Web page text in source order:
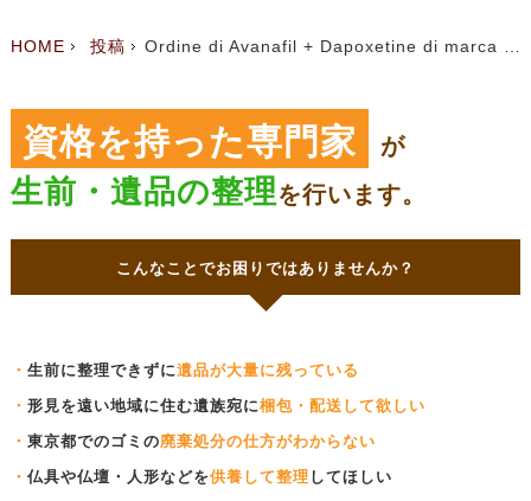
HOME 投稿 Ordine di Avanafil + Dapoxetine di marca a buon mercato
資格を持った専門家 が
生前・遺品の整理を行います。
こんなことでお困りではありませんか？
・ 生前に整理できずに遺品が大量に残っている
・ 形見を遠い地域に住む遺族宛に梱包・配送して欲しい
・ 東京都でのゴミの廃棄処分の仕方がわからない
・ 仏具や仏壇・人形などを供養して整理 してほしい